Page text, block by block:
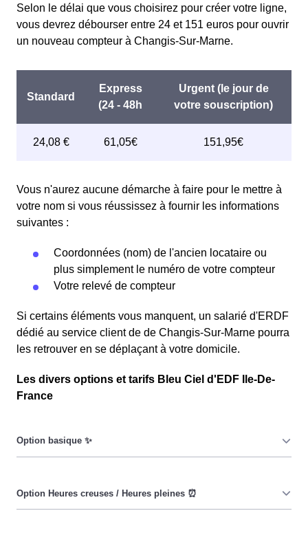
Selon le délai que vous choisirez pour créer votre ligne,
vous devrez débourser entre 24 et 151 euros pour ouvrir
un nouveau compteur à Changis-Sur-Marne.
Vous n'aurez aucune démarche à faire pour le mettre à
votre nom si vous réussissez à fournir les informations
suivantes :
Coordonnées (nom) de l'ancien locataire ou
plus simplement le numéro de votre compteur
Votre relevé de compteur
Si certains éléments vous manquent, un salarié d'ERDF
dédié au service client de de Changis-Sur-Marne pourra
les retrouver en se déplaçant à votre domicile.
Les divers options et tarifs Bleu Ciel d'EDF Ile-De-
France
date, ni de l'heure, que ce soit en à Changis-Sur-Marne
ou ailleurs. 💡